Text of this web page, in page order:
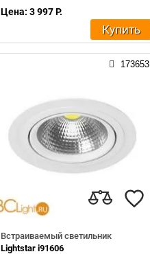
Цена: 3 997 Р.
Купить
173653
Встраиваемый светильник
Lightstar i91606